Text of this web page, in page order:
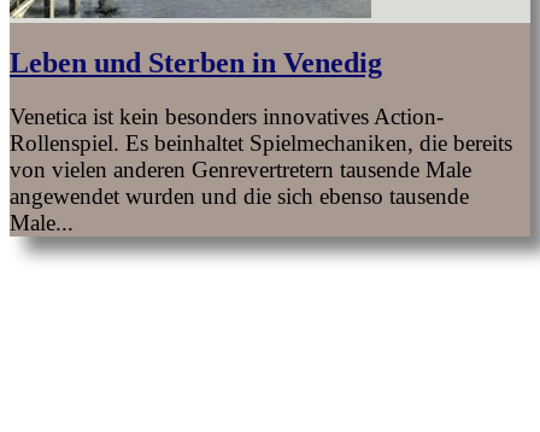
Leben und Sterben in Venedig
Venetica ist kein besonders innovatives Action-
Rollenspiel. Es beinhaltet Spielmechaniken, die bereits
von vielen anderen Genrevertretern tausende Male
angewendet wurden und die sich ebenso tausende
Male...